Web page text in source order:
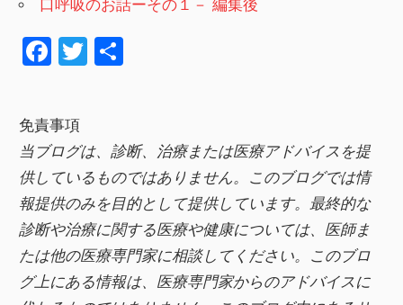
口呼吸のお話ーその１－ 編集後
F
e
b
o
o
k
T
er
免責事項
当ブログは、診断、治療または医療アドバイスを提
供しているものではありません。このブログでは情
報提供のみを目的として提供しています。最終的な
診断や治療に関する医療や健康については、医師ま
たは他の医療専門家に相談してください。このブロ
グ上にある情報は、医療専門家からのアドバイスに